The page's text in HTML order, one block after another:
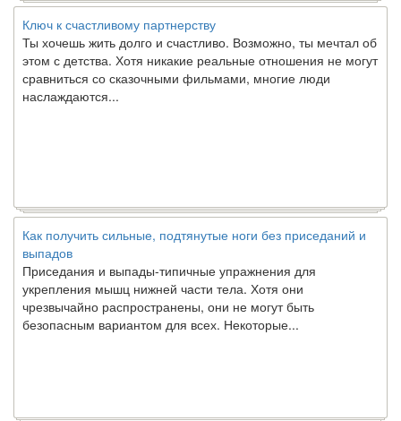
Ключ к счастливому партнерству
Ты хочешь жить долго и счастливо. Возможно, ты мечтал об
этом с детства. Хотя никакие реальные отношения не могут
сравниться со сказочными фильмами, многие люди
наслаждаются...
Как получить сильные, подтянутые ноги без приседаний и
выпадов
Приседания и выпады-типичные упражнения для
укрепления мышц нижней части тела. Хотя они
чрезвычайно распространены, они не могут быть
безопасным вариантом для всех. Некоторые...